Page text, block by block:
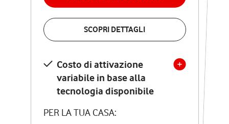
SCOPRI DETTAGLI
Costo di attivazione
variabile in base alla
tecnologia disponibile
PER LA TUA CASA:
VERIFICA LA COPERTURA
Costo di attivazione
variabile in base alla
tecnologia disponibile
PER LA TUA CASA: